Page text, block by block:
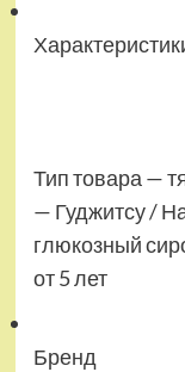
Тип товара —
— Гуджитсу /
глюкозный
от 5 лет
Бренд